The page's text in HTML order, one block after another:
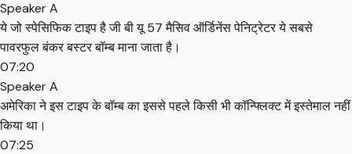
Speaker A
ये जो स्पेसिफिक टाइप है जी बी यू 57 मैसिव ऑर्डिनेंस पेनिट्रेटर ये सबसे
पावरफुल बंकर बस्टर बॉम्ब माना जाता है।
07:20
Speaker A
अमेरिका ने इस टाइप के बॉम्ब का इससे पहले किसी भी कॉन्फ्लिक्ट में इस्तेमाल नहीं
किया था।
07:25